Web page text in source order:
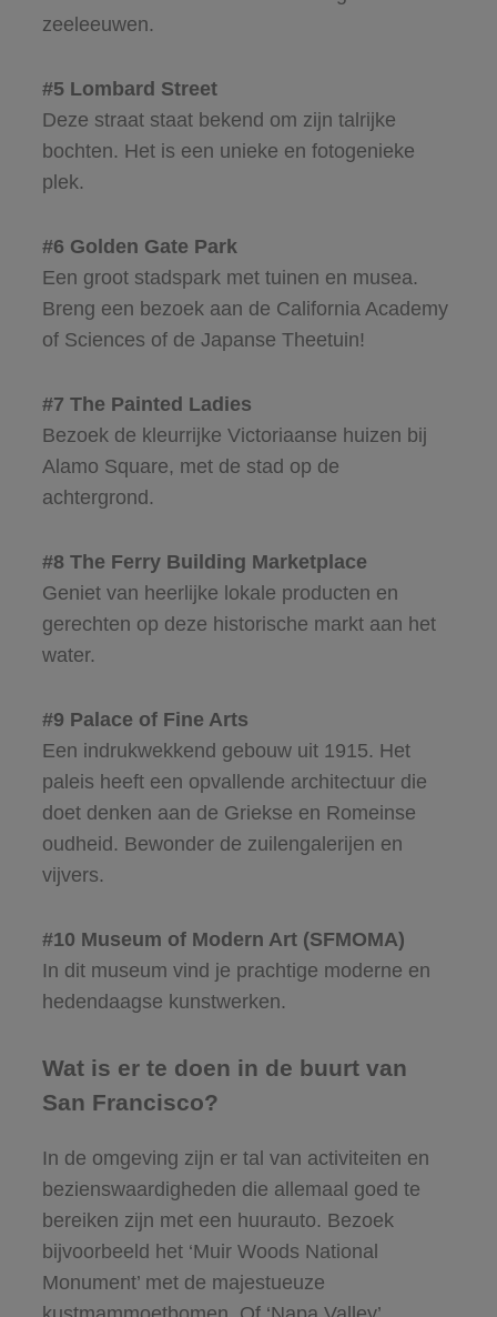
zeeleeuwen.
#5 Lombard Street
Deze straat staat bekend om zijn talrijke
bochten. Het is een unieke en fotogenieke
plek.
#6 Golden Gate Park
Een groot stadspark met tuinen en musea.
Breng een bezoek aan de California Academy
of Sciences of de Japanse Theetuin!
#7 The Painted Ladies
Bezoek de kleurrijke Victoriaanse huizen bij
Alamo Square, met de stad op de
achtergrond.
#8 The Ferry Building Marketplace
Geniet van heerlijke lokale producten en
gerechten op deze historische markt aan het
water.
#9 Palace of Fine Arts
Een indrukwekkend gebouw uit 1915. Het
paleis heeft een opvallende architectuur die
doet denken aan de Griekse en Romeinse
oudheid. Bewonder de zuilengalerijen en
vijvers.
#10 Museum of Modern Art (SFMOMA)
In dit museum vind je prachtige moderne en
hedendaagse kunstwerken.
Wat is er te doen in de buurt van
San Francisco?
In de omgeving zijn er tal van activiteiten en
bezienswaardigheden die allemaal goed te
bereiken zijn met een huurauto. Bezoek
bijvoorbeeld het ‘Muir Woods National
Monument’ met de majestueuze